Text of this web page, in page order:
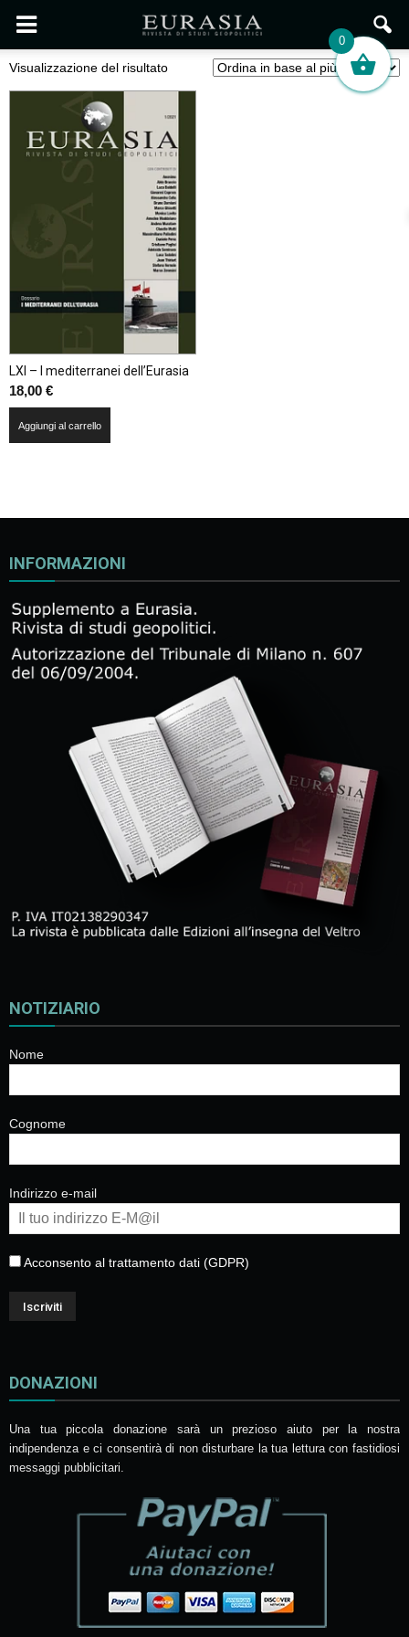
Visualizzazione del risultato
LXI – I mediterranei dell’Eurasia
18,00 €
Aggiungi al carrello
INFORMAZIONI
NOTIZIARIO
Nome
Cognome
Indirizzo e-mail
Acconsento al trattamento dati (GDPR)
DONAZIONI
Una tua piccola donazione sarà un prezioso aiuto per la nostra
indipendenza e ci consentirà di non disturbare la tua lettura con fastidiosi
messaggi pubblicitari.
0